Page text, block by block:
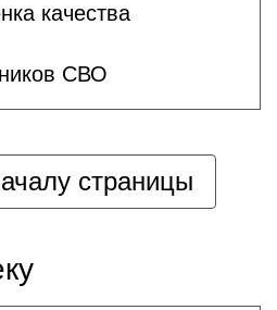
качества
СВО
страницы